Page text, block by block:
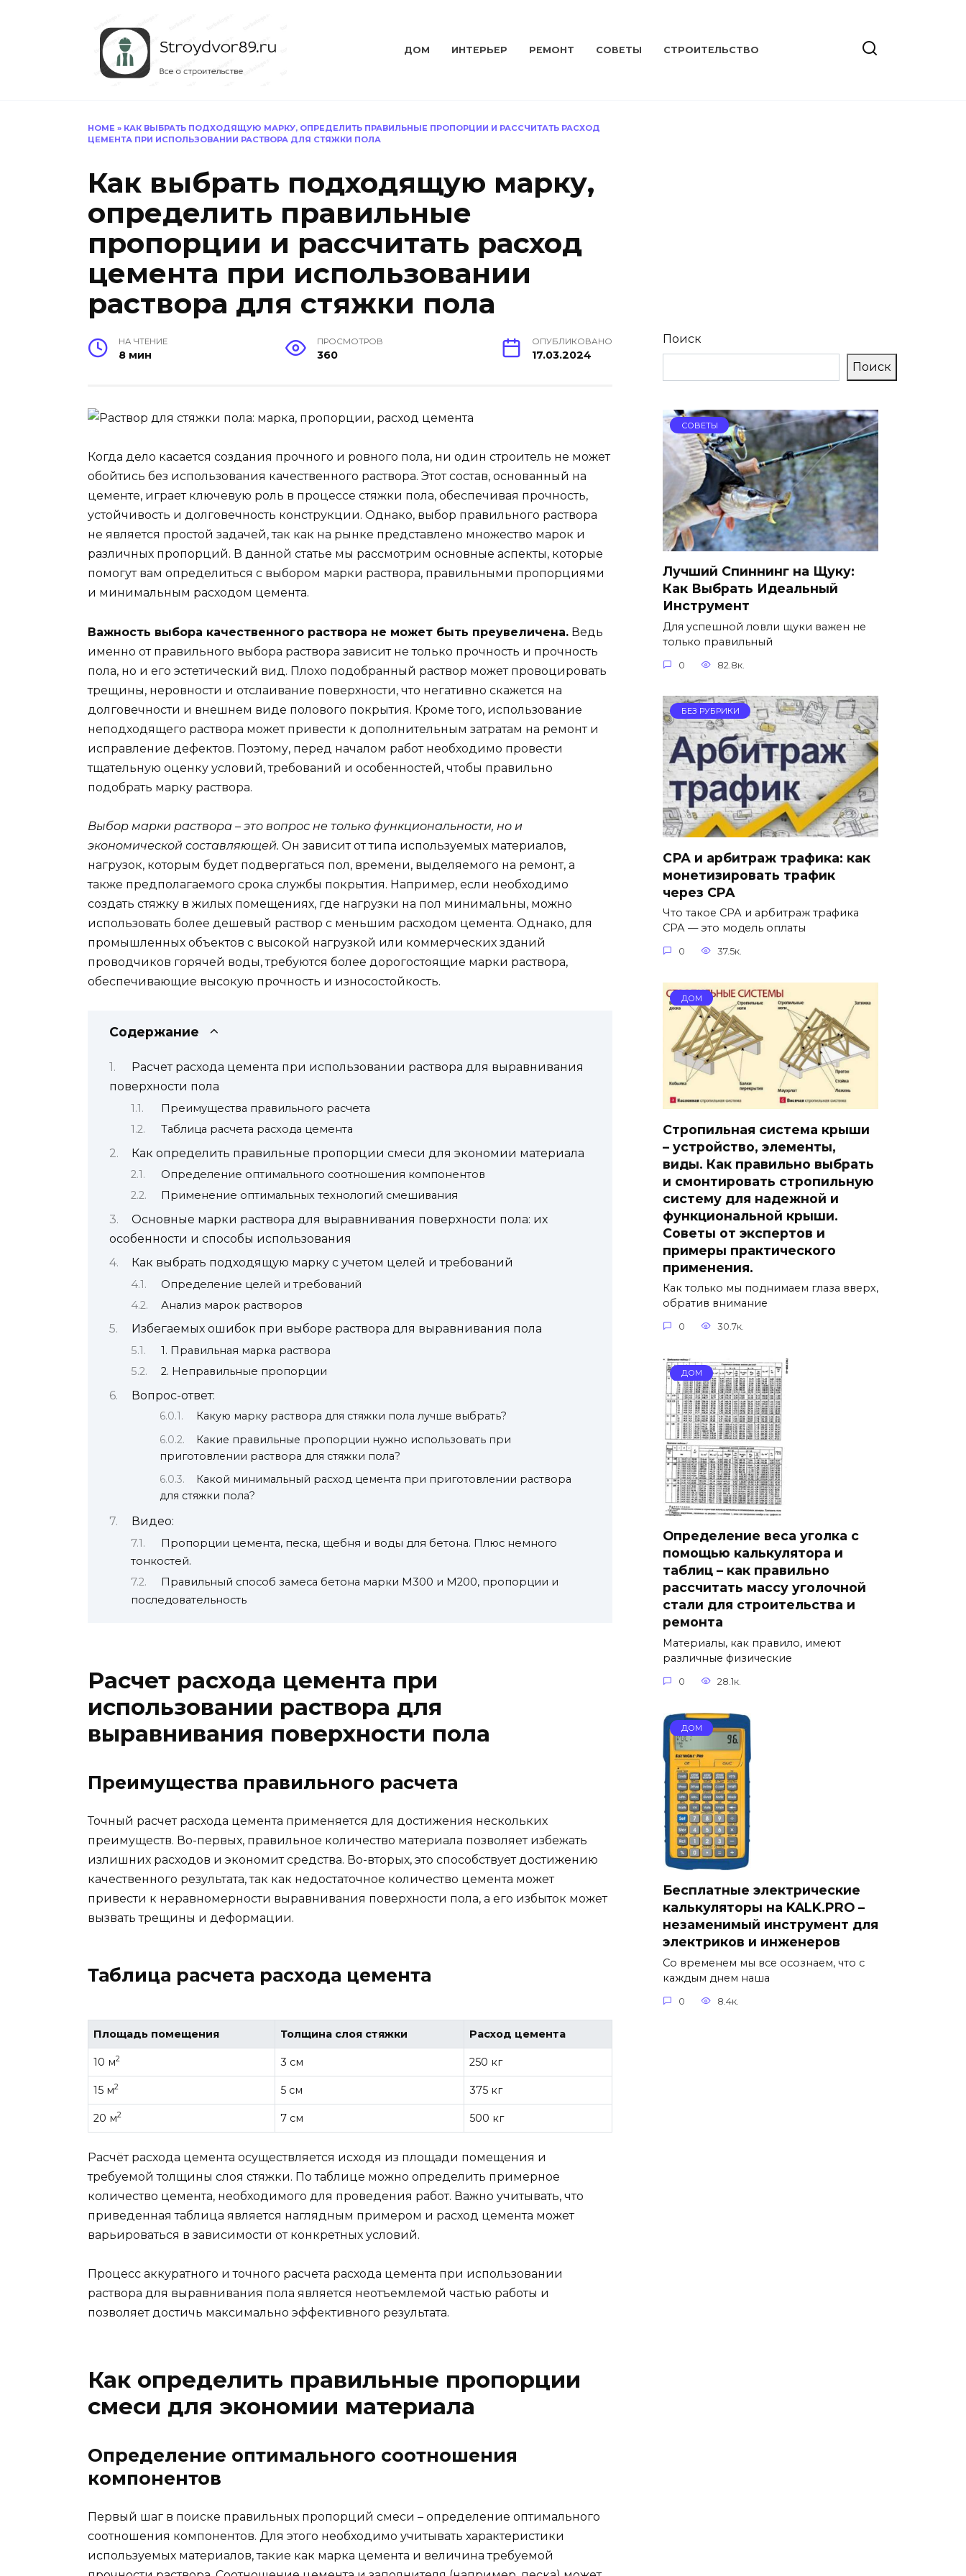
ДОМ ИНТЕРЬЕР РЕМОНТ СОВЕТЫ СТРОИТЕЛЬСТВО
HOME » КАК ВЫБРАТЬ ПОДХОДЯЩУЮ МАРКУ, ОПРЕДЕЛИТЬ ПРАВИЛЬНЫЕ ПРОПОРЦИИ И РАССЧИТАТЬ РАСХОД
ЦЕМЕНТА ПРИ ИСПОЛЬЗОВАНИИ РАСТВОРА ДЛЯ СТЯЖКИ ПОЛА
Как выбрать подходящую марку,
определить правильные
пропорции и рассчитать расход
цемента при использовании
раствора для стяжки пола
НА ЧТЕНИЕ
8 мин
ПРОСМОТРОВ
360
ОПУБЛИКОВАНО
17.03.2024
Когда дело касается создания прочного и ровного пола, ни один строитель не может
обойтись без использования качественного раствора. Этот состав, основанный на
цементе, играет ключевую роль в процессе стяжки пола, обеспечивая прочность,
устойчивость и долговечность конструкции. Однако, выбор правильного раствора
не является простой задачей, так как на рынке представлено множество марок и
различных пропорций. В данной статье мы рассмотрим основные аспекты, которые
помогут вам определиться с выбором марки раствора, правильными пропорциями
и минимальным расходом цемента.
Важность выбора качественного раствора не может быть преувеличена. Ведь
именно от правильного выбора раствора зависит не только прочность и прочность
пола, но и его эстетический вид. Плохо подобранный раствор может провоцировать
трещины, неровности и отслаивание поверхности, что негативно скажется на
долговечности и внешнем виде полового покрытия. Кроме того, использование
неподходящего раствора может привести к дополнительным затратам на ремонт и
исправление дефектов. Поэтому, перед началом работ необходимо провести
тщательную оценку условий, требований и особенностей, чтобы правильно
подобрать марку раствора.
Выбор марки раствора – это вопрос не только функциональности, но и
экономической составляющей. Он зависит от типа используемых материалов,
нагрузок, которым будет подвергаться пол, времени, выделяемого на ремонт, а
также предполагаемого срока службы покрытия. Например, если необходимо
создать стяжку в жилых помещениях, где нагрузки на пол минимальны, можно
использовать более дешевый раствор с меньшим расходом цемента. Однако, для
промышленных объектов с высокой нагрузкой или коммерческих зданий
проводчиков горячей воды, требуются более дорогостоящие марки раствора,
обеспечивающие высокую прочность и износостойкость.
Содержание
Расчет расхода цемента при использовании раствора для выравнивания
поверхности пола
Преимущества правильного расчета
Таблица расчета расхода цемента
Как определить правильные пропорции смеси для экономии материала
Определение оптимального соотношения компонентов
Применение оптимальных технологий смешивания
Основные марки раствора для выравнивания поверхности пола: их
особенности и способы использования
Как выбрать подходящую марку с учетом целей и требований
Определение целей и требований
Анализ марок растворов
Избегаемых ошибок при выборе раствора для выравнивания пола
1. Правильная марка раствора
2. Неправильные пропорции
Вопрос-ответ:
Какую марку раствора для стяжки пола лучше выбрать?
Какие правильные пропорции нужно использовать при
приготовлении раствора для стяжки пола?
Какой минимальный расход цемента при приготовлении раствора
для стяжки пола?
Видео:
Пропорции цемента, песка, щебня и воды для бетона. Плюс немного
тонкостей.
Правильный способ замеса бетона марки М300 и М200, пропорции и
последовательность
Расчет расхода цемента при
использовании раствора для
выравнивания поверхности пола
Преимущества правильного расчета
Точный расчет расхода цемента применяется для достижения нескольких
преимуществ. Во-первых, правильное количество материала позволяет избежать
излишних расходов и экономит средства. Во-вторых, это способствует достижению
качественного результата, так как недостаточное количество цемента может
привести к неравномерности выравнивания поверхности пола, а его избыток может
вызвать трещины и деформации.
Таблица расчета расхода цемента
Площадь помещения Толщина слоя стяжки Расход цемента
10 м2 3 см 250 кг
15 м2 5 см 375 кг
20 м2 7 см 500 кг
Расчёт расхода цемента осуществляется исходя из площади помещения и
требуемой толщины слоя стяжки. По таблице можно определить примерное
количество цемента, необходимого для проведения работ. Важно учитывать, что
приведенная таблица является наглядным примером и расход цемента может
варьироваться в зависимости от конкретных условий.
Процесс аккуратного и точного расчета расхода цемента при использовании
раствора для выравнивания пола является неотъемлемой частью работы и
позволяет достичь максимально эффективного результата.
Как определить правильные пропорции
смеси для экономии материала
Определение оптимального соотношения
компонентов
Первый шаг в поиске правильных пропорций смеси – определение оптимального
соотношения компонентов. Для этого необходимо учитывать характеристики
используемых материалов, такие как марка цемента и величина требуемой
Поиск
Поиск
СОВЕТЫ
Лучший Спиннинг на Щуку:
Как Выбрать Идеальный
Инструмент
Для успешной ловли щуки важен не
только правильный
0 82.8к.
БЕЗ РУБРИКИ
СРА и арбитраж трафика: как
монетизировать трафик
через CPA
Что такое СРА и арбитраж трафика
СРА — это модель оплаты
0 37.5к.
ДОМ
Стропильная система крыши
– устройство, элементы,
виды. Как правильно выбрать
и смонтировать стропильную
систему для надежной и
функциональной крыши.
Советы от экспертов и
примеры практического
применения.
Как только мы поднимаем глаза вверх,
обратив внимание
0 30.7к.
ДОМ
Определение веса уголка с
помощью калькулятора и
таблиц – как правильно
рассчитать массу уголочной
стали для строительства и
ремонта
Материалы, как правило, имеют
различные физические
0 28.1к.
ДОМ
Бесплатные электрические
калькуляторы на KALK.PRO –
незаменимый инструмент для
электриков и инженеров
Со временем мы все осознаем, что с
каждым днем наша
0 8.4к.